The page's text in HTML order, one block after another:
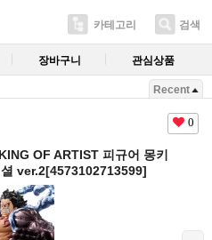
카테고리 검색
장바구니 관심상품
Recent
0
OF ARTIST 피규어 몽키
ver.2[4573102713599]